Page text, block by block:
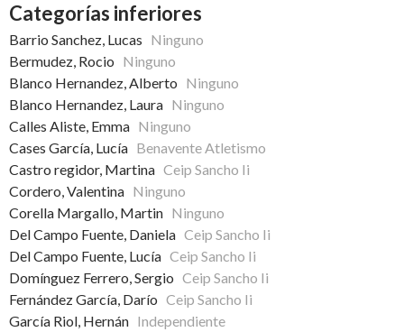
Categorías inferiores
Barrio Sanchez, Lucas Ninguno
Bermudez, Rocio Ninguno
Blanco Hernandez, Alberto Ninguno
Blanco Hernandez, Laura Ninguno
Calles Aliste, Emma Ninguno
Cases García, Lucía Benavente Atletismo
Castro regidor, Martina Ceip Sancho Ii
Cordero, Valentina Ninguno
Corella Margallo, Martin Ninguno
Del Campo Fuente, Daniela Ceip Sancho Ii
Del Campo Fuente, Lucía Ceip Sancho Ii
Domínguez Ferrero, Sergio Ceip Sancho Ii
Fernández García, Darío Ceip Sancho Ii
García Riol, Hernán Independiente